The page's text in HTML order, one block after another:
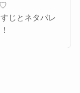
♡
じとネタバレ